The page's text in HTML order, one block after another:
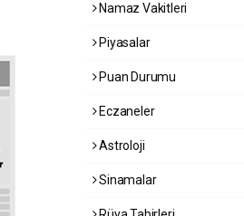
Namaz Vakitleri
Piyasalar
Puan Durumu
Eczaneler
Astroloji
Sinamalar